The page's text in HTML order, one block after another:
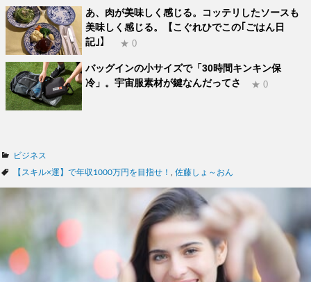
あ、肉が美味しく感じる。コッテリしたソースも
美味しく感じる。【こぐれひでこの｢ごはん日
記｣】
★ 0
バッグインの小サイズで「30時間キンキン保
冷」。宇宙服素材が鍵なんだってさ
★ 0
カ
テ
ビジネス
タ【スキル×運】で年収1000万円を目指せ！ 佐藤しょ～おん